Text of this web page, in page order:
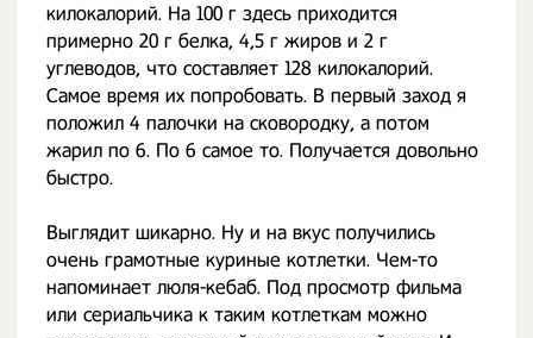
килокалорий. На 100 г здесь приходится
примерно 20 г белка, 4,5 г жиров и 2 г
углеводов, что составляет 128 килокалорий.
Самое время их попробовать. В первый заход я
положил 4 палочки на сковородку, а потом
жарил по 6. По 6 самое то. Получается довольно
быстро.
Выглядит шикарно. Ну и на вкус получились
очень грамотные куриные котлетки. Чем-то
напоминает люля-кебаб. Под просмотр фильма
или сериальчика к таким котлеткам можно